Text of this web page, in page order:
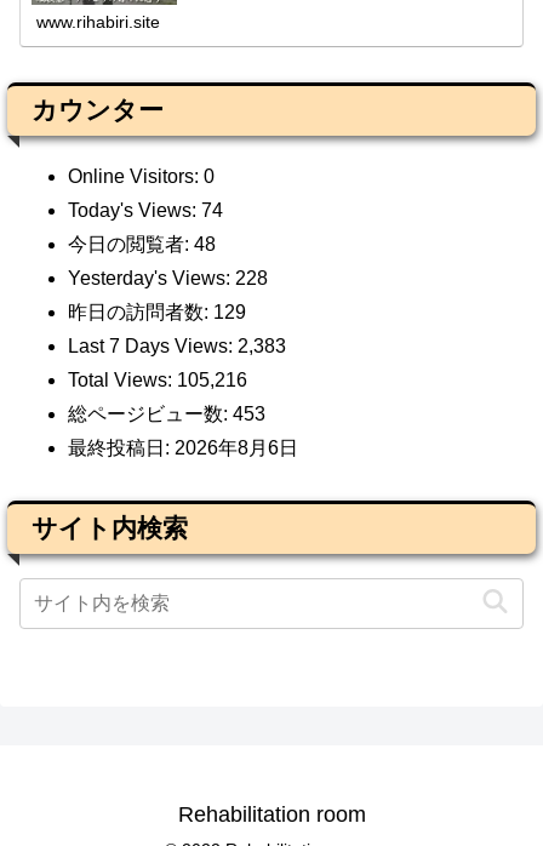
www.rihabiri.site
カウンター
Online Visitors: 0
Today's Views: 74
今日の閲覧者: 48
Yesterday's Views: 228
昨日の訪問者数: 129
Last 7 Days Views: 2,383
Total Views: 105,216
総ページビュー数: 453
最終投稿日: 2026年8月6日
サイト内検索
Rehabilitation room